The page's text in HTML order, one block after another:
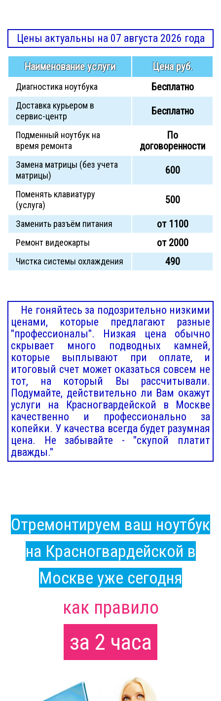
Цены актуальны на 07 августа 2026 года
Наименование услуги Цена руб.
Диагностика ноутбука Бесплатно
Доставка курьером в
сервис-центр
Бесплатно
Подменный ноутбук на
время ремонта
По
договоренности
Замена матрицы (без учета
матрицы)
600
Поменять клавиатуру
(услуга)
500
Заменить разъём питания от 1100
Ремонт видеокарты от 2000
Чистка системы охлаждения 490
Не гоняйтесь за подозрительно низкими
ценами, которые предлагают разные
"профессионалы". Низкая цена обычно
скрывает много подводных камней,
которые выплывают при оплате, и
итоговый счет может оказаться совсем не
тот, на который Вы рассчитывали.
Подумайте, действительно ли Вам окажут
услуги на Красногвардейской в Москве
качественно и профессионально за
копейки. У качества всегда будет разумная
цена. Не забывайте - "скупой платит
дважды."
Отремонтируем ваш ноутбук
на Красногвардейской в
Москве уже сегодня
как правило
за 2 часа